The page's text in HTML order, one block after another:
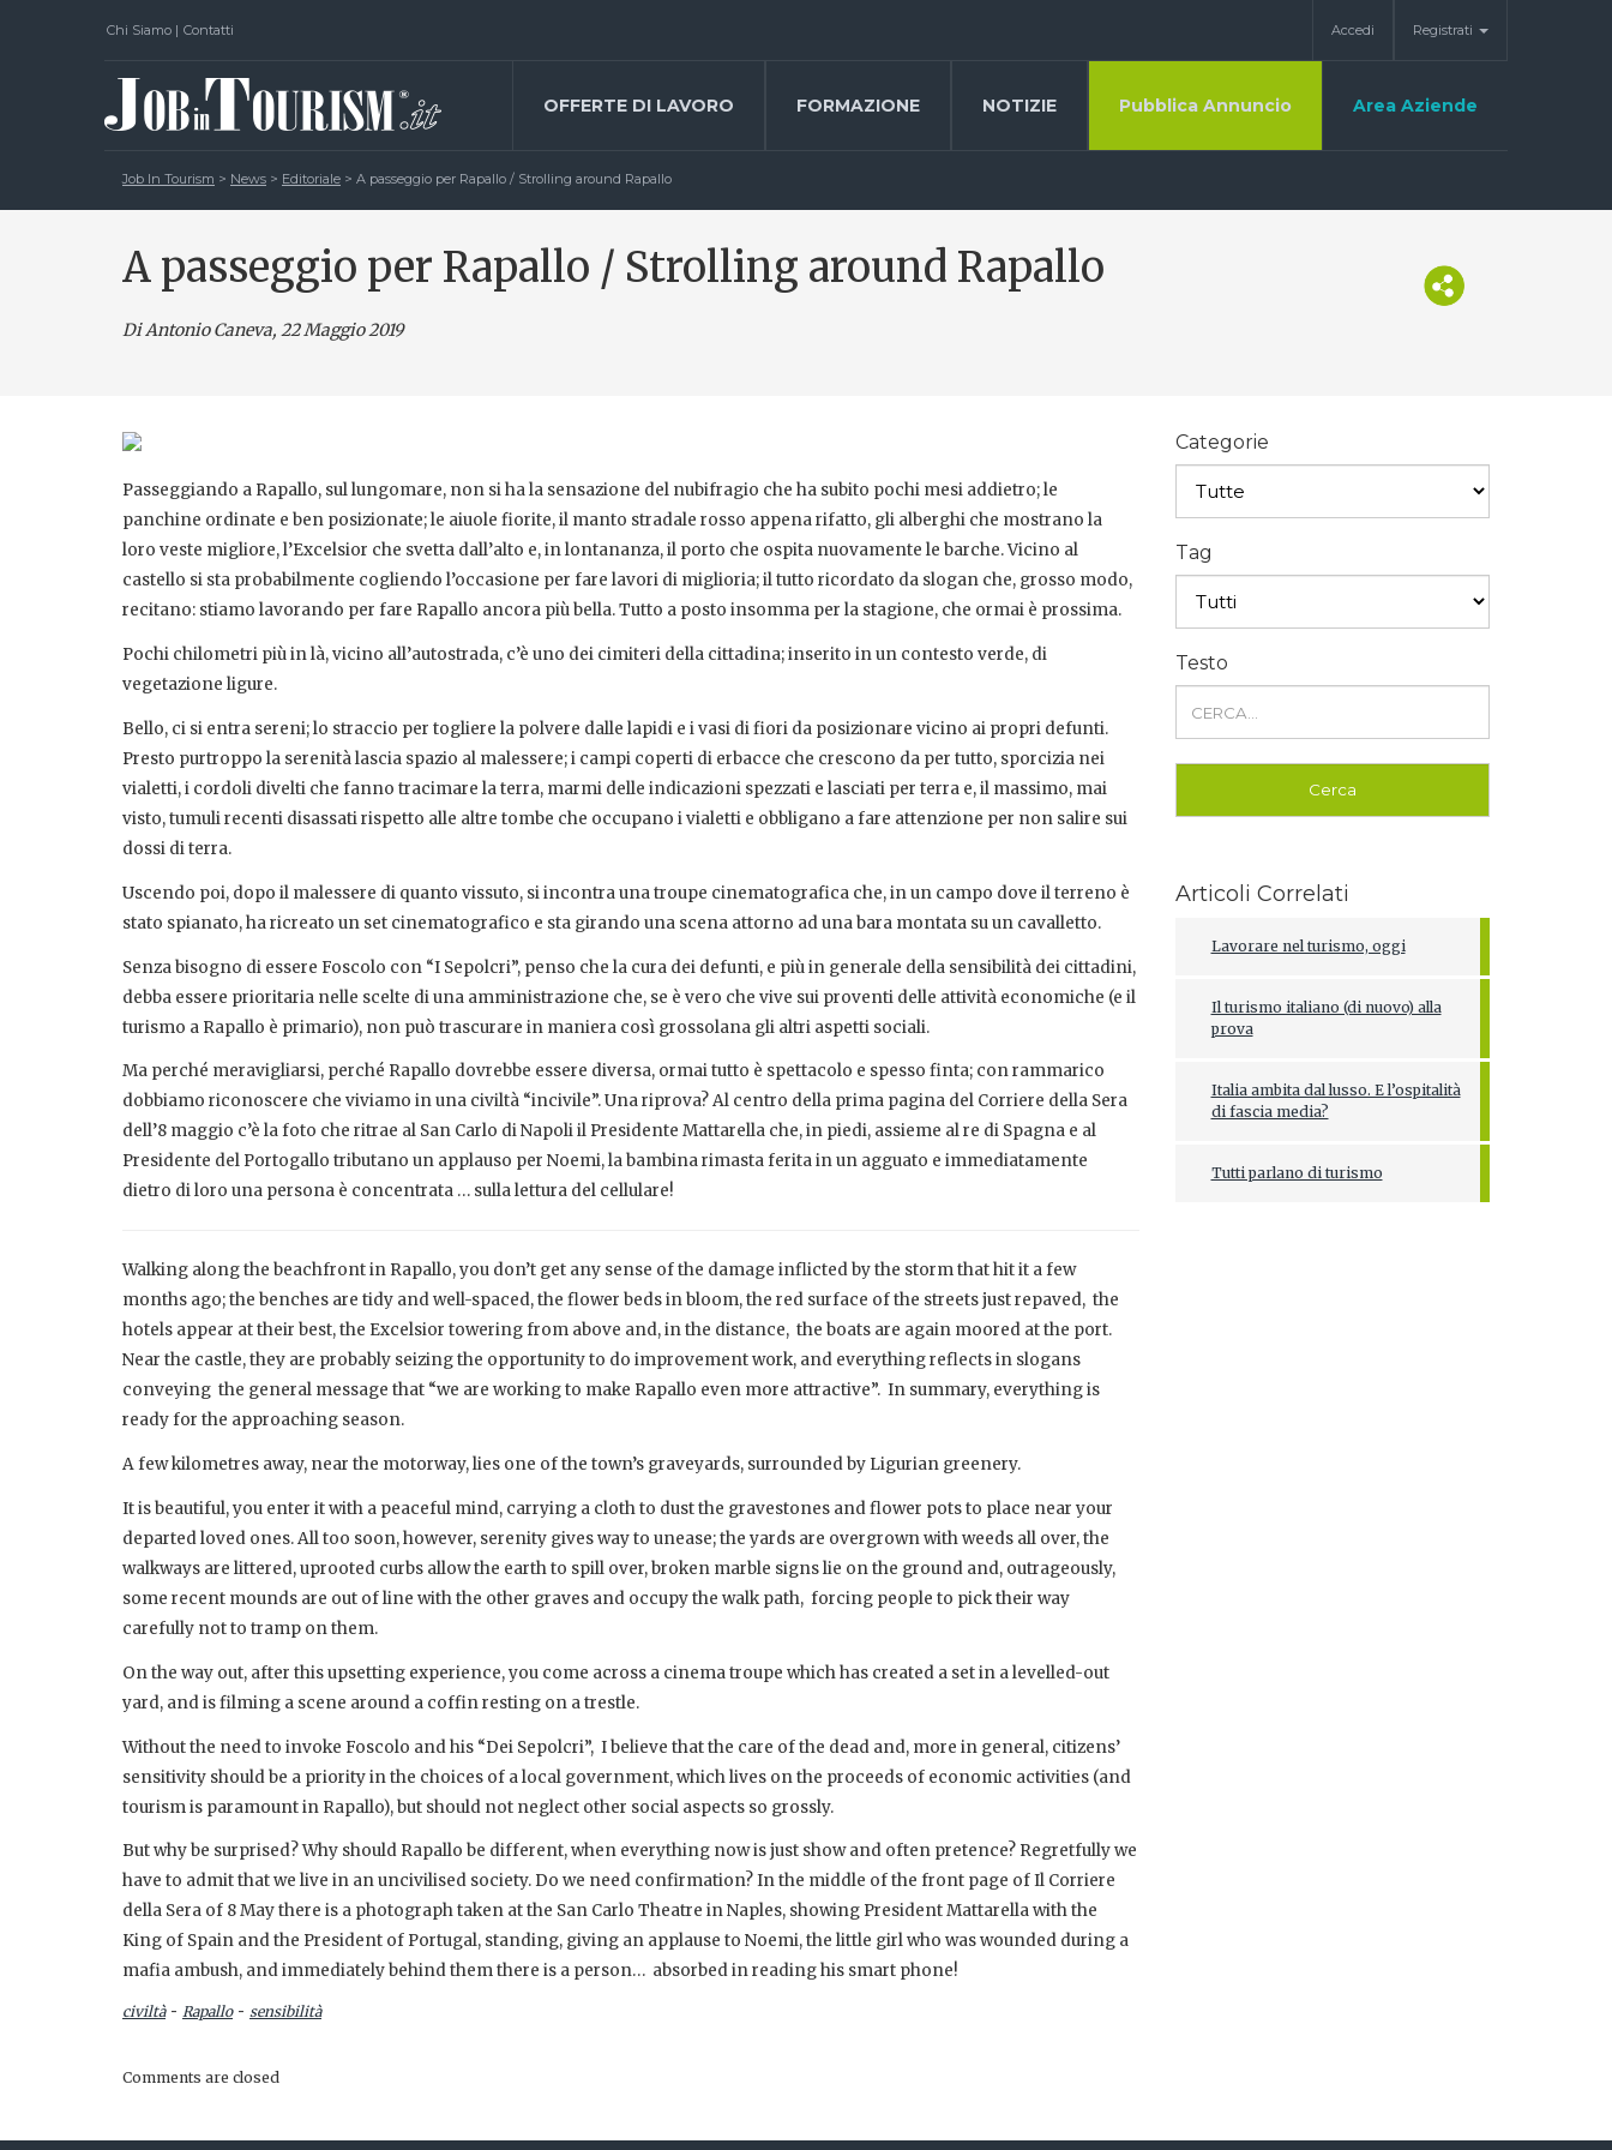
Chi Siamo | Contatti Accedi Registrati
OFFERTE DI LAVORO FORMAZIONE NOTIZIE Pubblica Annuncio Area Aziende
Job In Tourism > News > Editoriale > A passeggio per Rapallo / Strolling around Rapallo
A passeggio per Rapallo / Strolling around Rapallo
Di Antonio Caneva, 22 Maggio 2019
Passeggiando a Rapallo, sul lungomare, non si ha la sensazione del nubifragio che ha subito pochi mesi addietro; le
panchine ordinate e ben posizionate; le aiuole fiorite, il manto stradale rosso appena rifatto, gli alberghi che mostrano la
loro veste migliore, l’Excelsior che svetta dall’alto e, in lontananza, il porto che ospita nuovamente le barche. Vicino al
castello si sta probabilmente cogliendo l’occasione per fare lavori di miglioria; il tutto ricordato da slogan che, grosso modo,
recitano: stiamo lavorando per fare Rapallo ancora più bella. Tutto a posto insomma per la stagione, che ormai è prossima.
Pochi chilometri più in là, vicino all’autostrada, c’è uno dei cimiteri della cittadina; inserito in un contesto verde, di
vegetazione ligure.
Bello, ci si entra sereni; lo straccio per togliere la polvere dalle lapidi e i vasi di fiori da posizionare vicino ai propri defunti.
Presto purtroppo la serenità lascia spazio al malessere; i campi coperti di erbacce che crescono da per tutto, sporcizia nei
vialetti, i cordoli divelti che fanno tracimare la terra, marmi delle indicazioni spezzati e lasciati per terra e, il massimo, mai
visto, tumuli recenti disassati rispetto alle altre tombe che occupano i vialetti e obbligano a fare attenzione per non salire sui
dossi di terra.
Uscendo poi, dopo il malessere di quanto vissuto, si incontra una troupe cinematografica che, in un campo dove il terreno è
stato spianato, ha ricreato un set cinematografico e sta girando una scena attorno ad una bara montata su un cavalletto.
Senza bisogno di essere Foscolo con “I Sepolcri”, penso che la cura dei defunti, e più in generale della sensibilità dei cittadini,
debba essere prioritaria nelle scelte di una amministrazione che, se è vero che vive sui proventi delle attività economiche (e il
turismo a Rapallo è primario), non può trascurare in maniera così grossolana gli altri aspetti sociali.
Ma perché meravigliarsi, perché Rapallo dovrebbe essere diversa, ormai tutto è spettacolo e spesso finta; con rammarico
dobbiamo riconoscere che viviamo in una civiltà “incivile”. Una riprova? Al centro della prima pagina del Corriere della Sera
dell’8 maggio c’è la foto che ritrae al San Carlo di Napoli il Presidente Mattarella che, in piedi, assieme al re di Spagna e al
Presidente del Portogallo tributano un applauso per Noemi, la bambina rimasta ferita in un agguato e immediatamente
dietro di loro una persona è concentrata … sulla lettura del cellulare!
Walking along the beachfront in Rapallo, you don’t get any sense of the damage inflicted by the storm that hit it a few
months ago; the benches are tidy and well-spaced, the flower beds in bloom, the red surface of the streets just repaved, the
hotels appear at their best, the Excelsior towering from above and, in the distance, the boats are again moored at the port.
Near the castle, they are probably seizing the opportunity to do improvement work, and everything reflects in slogans
conveying the general message that “we are working to make Rapallo even more attractive”. In summary, everything is
ready for the approaching season.
A few kilometres away, near the motorway, lies one of the town’s graveyards, surrounded by Ligurian greenery.
It is beautiful, you enter it with a peaceful mind, carrying a cloth to dust the gravestones and flower pots to place near your
departed loved ones. All too soon, however, serenity gives way to unease; the yards are overgrown with weeds all over, the
walkways are littered, uprooted curbs allow the earth to spill over, broken marble signs lie on the ground and, outrageously,
some recent mounds are out of line with the other graves and occupy the walk path, forcing people to pick their way
carefully not to tramp on them.
On the way out, after this upsetting experience, you come across a cinema troupe which has created a set in a levelled-out
yard, and is filming a scene around a coffin resting on a trestle.
Without the need to invoke Foscolo and his “Dei Sepolcri”, I believe that the care of the dead and, more in general, citizens’
sensitivity should be a priority in the choices of a local government, which lives on the proceeds of economic activities (and
tourism is paramount in Rapallo), but should not neglect other social aspects so grossly.
But why be surprised? Why should Rapallo be different, when everything now is just show and often pretence? Regretfully we
have to admit that we live in an uncivilised society. Do we need confirmation? In the middle of the front page of Il Corriere
della Sera of 8 May there is a photograph taken at the San Carlo Theatre in Naples, showing President Mattarella with the
King of Spain and the President of Portugal, standing, giving an applause to Noemi, the little girl who was wounded during a
mafia ambush, and immediately behind them there is a person… absorbed in reading his smart phone!
civiltà- Rapallo- sensibilità
Comments are closed
Categorie
Tag
Testo
Articoli Correlati
Lavorare nel turismo, oggi
Il turismo italiano (di nuovo) alla
prova
Italia ambita dal lusso. E l’ospitalità
di fascia media?
Tutti parlano di turismo